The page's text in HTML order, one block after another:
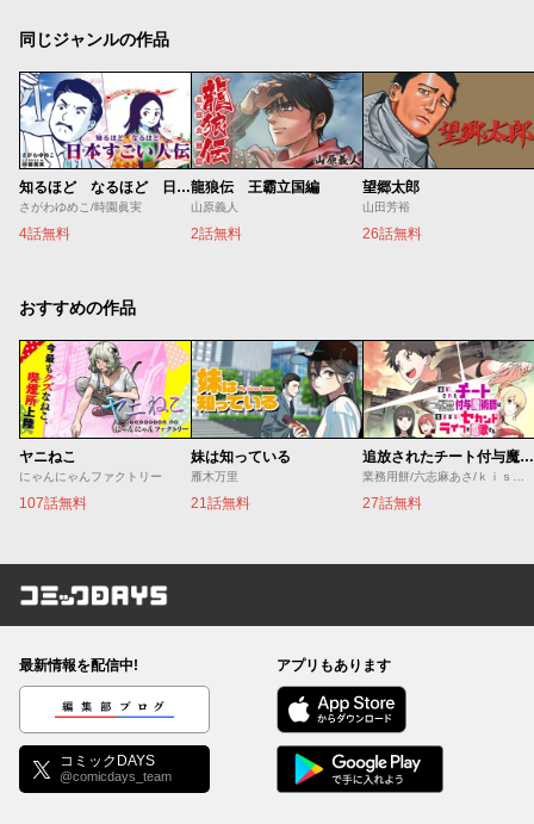
同じジャンルの作品
知るほど なるほど 日本すごい人伝
さがわゆめこ/時園眞実
4話無料
龍狼伝 王霸立国編
山原義人
2話無料
望郷太郎
山田芳裕
26話無料
おすすめの作品
ヤニねこ
にゃんにゃんファクトリー
107話無料
妹は知っている
雁木万里
21話無料
追放されたチート付与魔術師は気ままなセカンドライフを謳歌する。 ～俺は武器だけじゃなく、あらゆるものに『強化ポイント』を付与できるし、俺の意思でいつでも効果を解除できるけど、残った人たち大丈夫？～
27話無料
コミックDAYS
最新情報を配信中!
編集部ブログ
コミックDAYS
@comicdays_team
アプリもあります